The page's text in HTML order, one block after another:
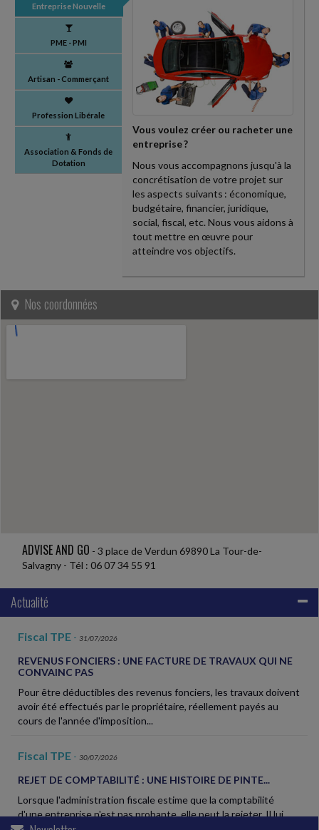
Entreprise Nouvelle
PME - PMI
Artisan - Commerçant
Profession Libérale
Association & Fonds de
Dotation
Vous voulez créer ou racheter une
entreprise ?
Nous vous accompagnons jusqu'à la
concrétisation de votre projet sur
les aspects suivants : économique,
budgétaire, financier, juridique,
social, fiscal, etc. Nous vous aidons à
tout mettre en œuvre pour
atteindre vos objectifs.
Nos coordonnées
ADVISE AND GO - 3 place de Verdun 69890 La Tour-de-
Salvagny - Tél : 06 07 34 55 91
Actualité
Fiscal TPE - 31/07/2026
REVENUS FONCIERS : UNE FACTURE DE TRAVAUX QUI NE
CONVAINC PAS
Pour être déductibles des revenus fonciers, les travaux doivent
avoir été effectués par le propriétaire, réellement payés au
cours de l'année d'imposition...
Fiscal TPE - 30/07/2026
REJET DE COMPTABILITÉ : UNE HISTOIRE DE PINTE...
Lorsque l'administration fiscale estime que la comptabilité
d'une entreprise n'est pas probante, elle peut la rejeter. Il lui